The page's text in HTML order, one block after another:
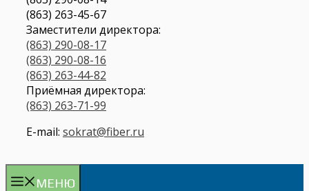
(863) 263-45-67
Заместители директора:
(863) 290-08-17
(863) 290-08-16
(863) 263-44-82
Приёмная директора:
(863) 263-71-99
E-mail: sokrat@fiber.ru
МЕНЮ